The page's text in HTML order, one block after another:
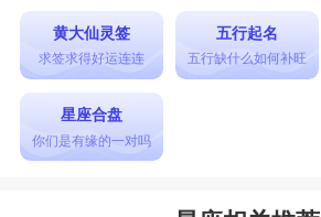
黄大仙灵签
求签求得好运连连
五行起名
五行缺什么如何补旺
星座合盘
你们是有缘的一对吗